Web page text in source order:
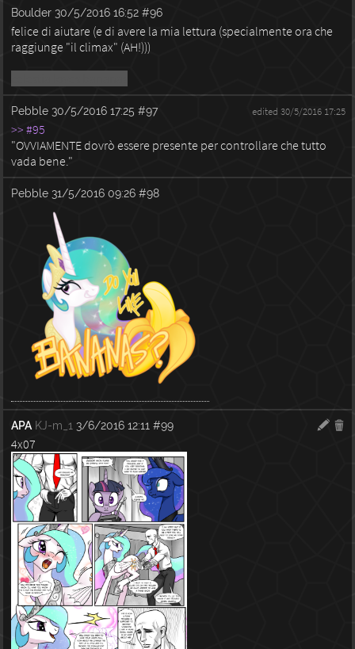
Boulder 30/5/2016 16:52 #96
felice di aiutare (e di avere la mia lettura (specialmente ora che
raggiunge "il climax" (AH!)))
Pebble 30/5/2016 17:25 #97 edited 30/5/2016 17:25
>> #95
"OVVIAMENTE dovrò essere presente per controllare che tutto
vada bene."
Pebble 31/5/2016 09:26 #98
APA KJ-m_1 3/6/2016 12:11 #99
4x07